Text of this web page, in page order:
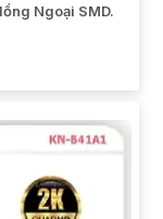
Ngoại SMD.